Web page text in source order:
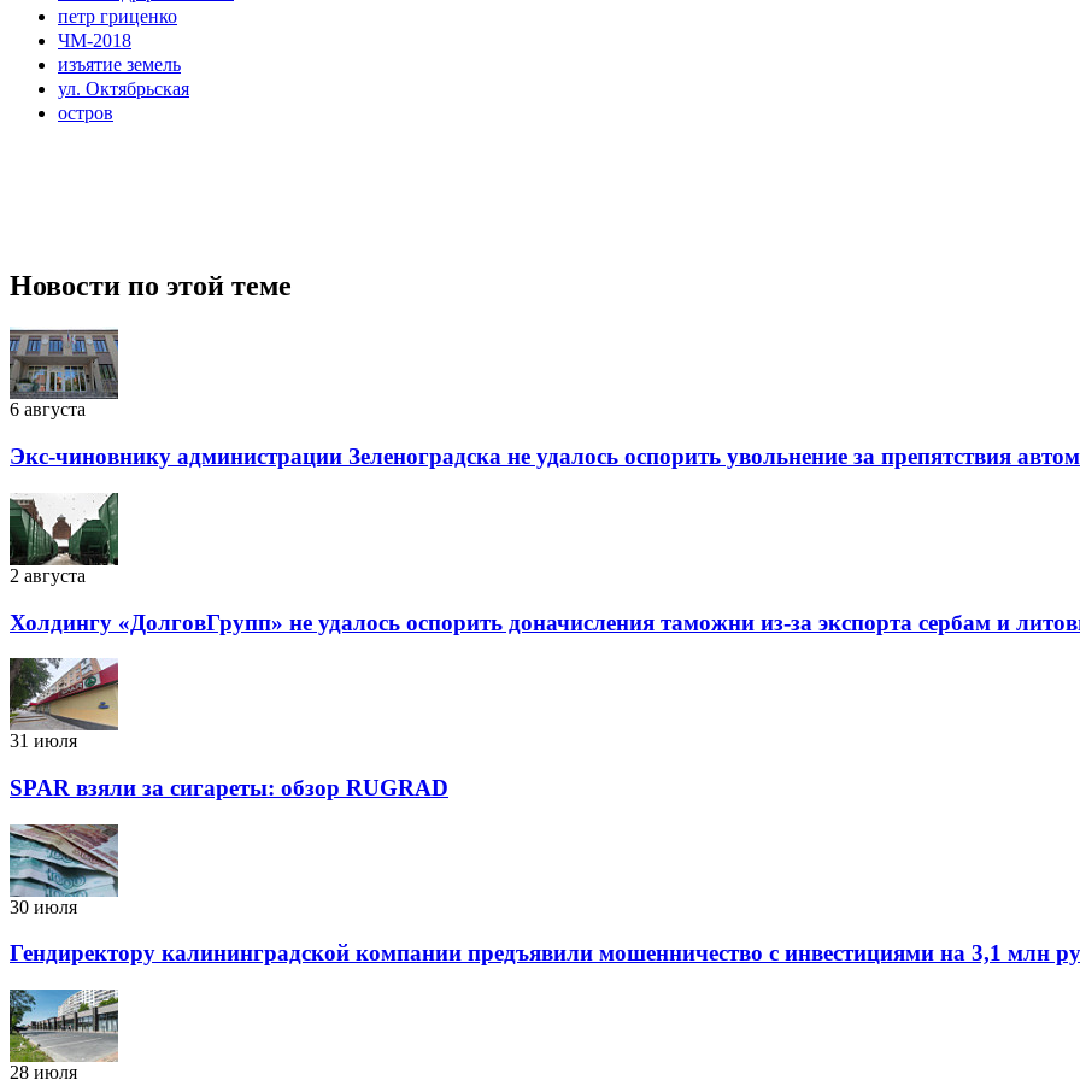
петр гриценко
ЧМ-2018
изъятие земель
ул. Октябрьская
остров
Новости по этой теме
6 августа
Экс-чиновнику администрации Зеленоградска не удалось оспорить увольнение за препятствия
2 августа
Холдингу «ДолговГрупп» не удалось оспорить доначисления таможни из-за экспорта сербам и
31 июля
SPAR взяли за сигареты: обзор RUGRAD
30 июля
Гендиректору калининградской компании предъявили мошенничество с инвестициями на 3,1 млн
28 июля